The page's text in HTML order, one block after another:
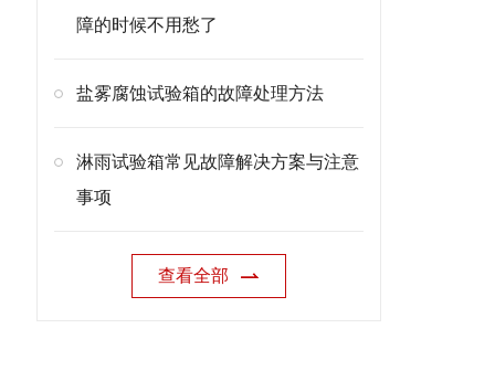
障的时候不用愁了
盐雾腐蚀试验箱的故障处理方法
淋雨试验箱常见故障解决方案与注意
事项
查看全部